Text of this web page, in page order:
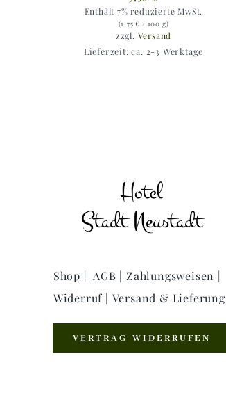
Enthält 7% reduzierte MwSt.
(1,75€ / 100 g)
zzgl. Versand
Lieferzeit: ca. 2-3 Werktage
Shop | AGB | Zahlungsweisen |
Widerruf | Versand & Lieferung
VERTRAG WIDERRUFEN